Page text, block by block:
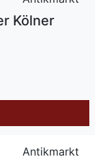
Kölner
Antikmarkt